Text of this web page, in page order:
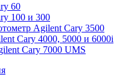
60
100 и 300
Agilent Cary 3500
Cary 4000, 5000 и 6000i
Cary 7000 UMS